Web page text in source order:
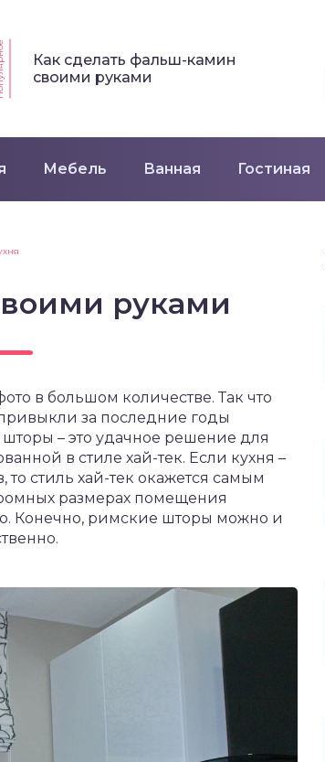
Как сделать фальш-камин
своими руками
Мебель Ванная Гостиная
руками
в большом количестве. Так что
за последние годы
– это удачное решение для
в стиле хай-тек. Если кухня –
стиль хай-тек окажется самым
размерах помещения
Конечно, римские шторы можно и